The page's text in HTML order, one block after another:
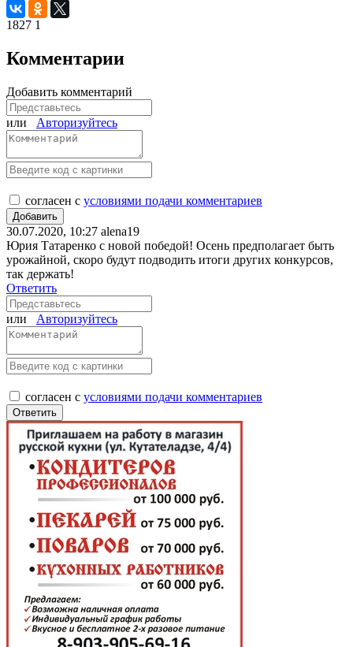
1827 1
Комментарии
Добавить комментарий
или Авторизуйтесь
согласен с условиями подачи комментариев
30.07.2020, 10:27 alena19
Юрия Татаренко с новой победой! Осень предполагает быть
урожайной, скоро будут подводить итоги других конкурсов,
так держать!
Ответить
или Авторизуйтесь
согласен с условиями подачи комментариев